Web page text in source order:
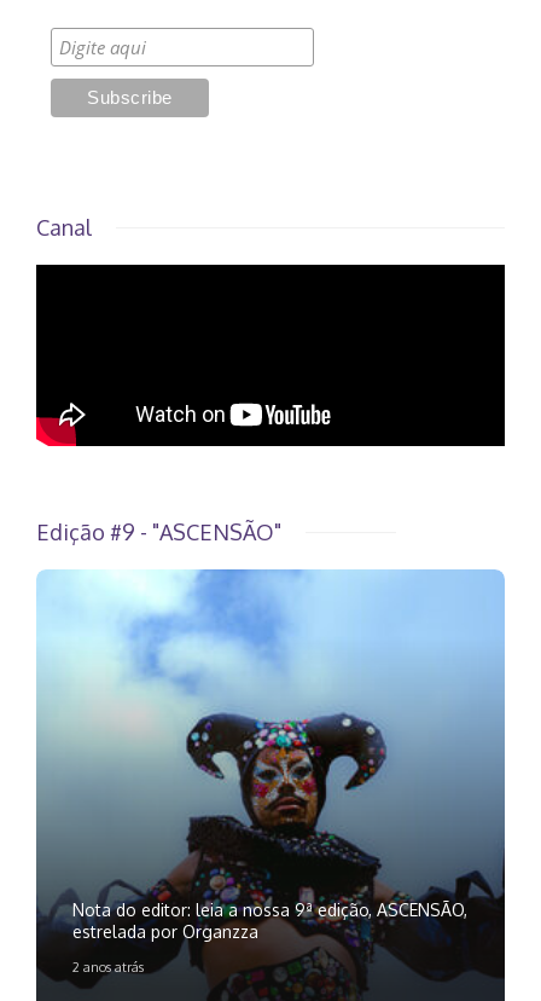
Canal
Edição #9 - "ASCENSÃO"
Nota do editor: leia a nossa 9ª edição, ASCENSÃO,
estrelada por Organzza
2 anos atrás